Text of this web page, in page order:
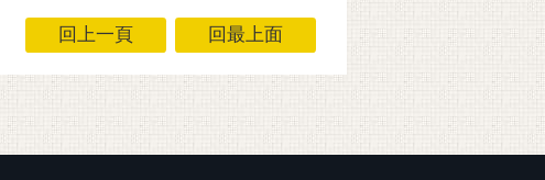
回上一頁 回最上面